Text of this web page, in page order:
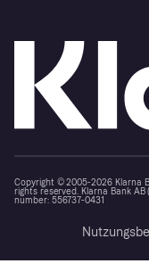
Copyright © 2005-2026 Klarna
rights reserved. Klarna Bank AB
number: 556737-0431